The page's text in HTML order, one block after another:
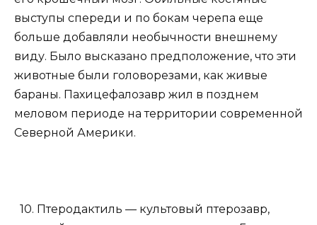
выступы спереди и по бокам черепа еще
больше добавляли необычности внешнему
виду. Было высказано предположение, что эти
животные были головорезами, как живые
бараны. Пахицефалозавр жил в позднем
меловом периоде на территории современной
Северной Америки.
10. Птеродактиль — культовый птерозавр,